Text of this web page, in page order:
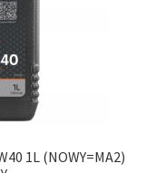
1L (NOWY=MA2)